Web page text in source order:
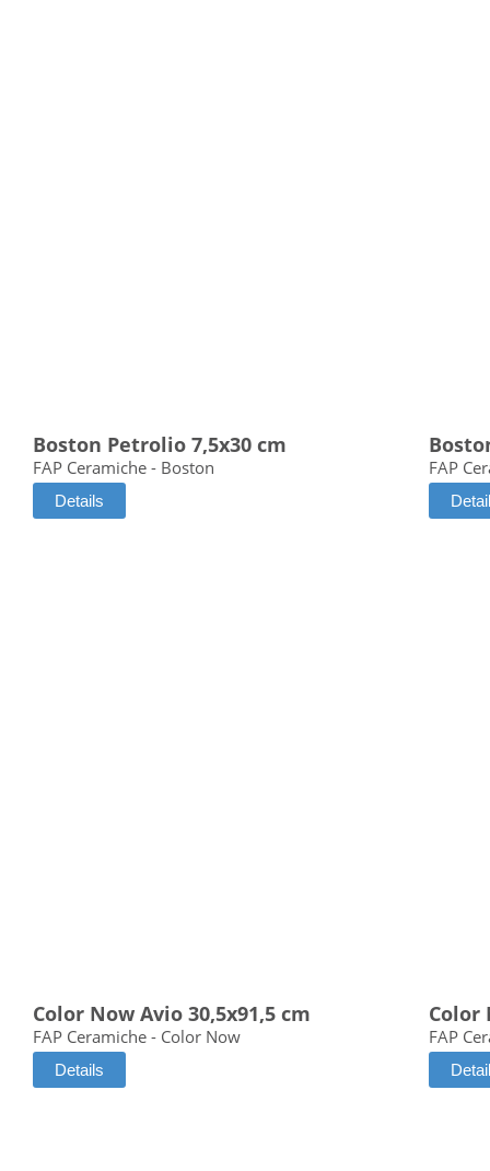
Boston Petrolio 7,5x30 cm
FAP Ceramiche - Boston
Details
FAP
Color Now Avio 30,5x91,5 cm
FAP Ceramiche - Color Now
Details
Color
FAP